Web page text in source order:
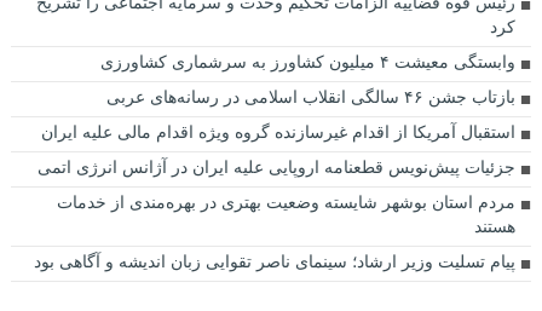
کرد
وابستگی معیشت ۴ میلیون کشاورز به سرشماری کشاورزی
بازتاب جشن ۴۶ سالگی انقلاب اسلامی در رسانه‌های عربی
استقبال آمریکا از اقدام غیرسازنده گروه ویژه اقدام مالی علیه ایران
جزئیات پیش‌نویس قطعنامه اروپایی علیه ایران در آژانس انرژی اتمی
مردم استان بوشهر شایسته وضعیت بهتری در بهره‌مندی از خدمات
هستند
پیام تسلیت وزیر ارشاد؛ سینمای ناصر تقوایی زبان اندیشه و آگاهی بود